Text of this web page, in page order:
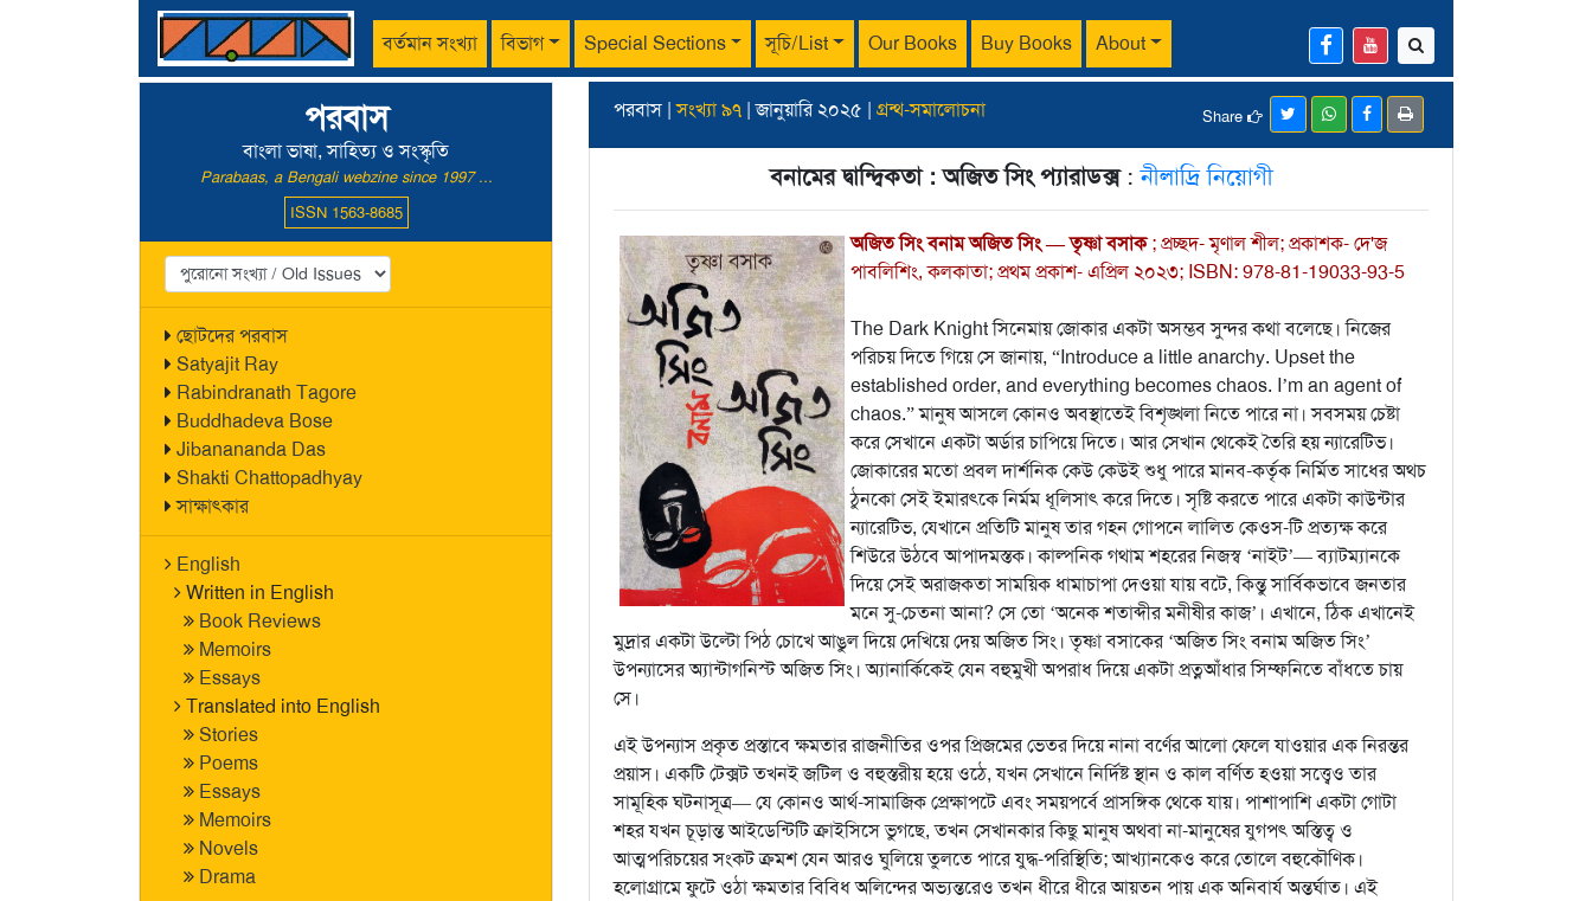
বর্তমান সংখ্যা বিভাগ Special Sections সূচি/List Our Books Buy Books About
পরবাস
বাংলা ভাষা, সাহিত্য ও সংস্কৃতি
Parabaas, a Bengali webzine since 1997 ...
ISSN 1563-8685
ছোটদের পরবাস
Satyajit Ray
Rabindranath Tagore
Buddhadeva Bose
Jibanananda Das
Shakti Chattopadhyay
সাক্ষাৎকার
English
Written in English
Book Reviews
Memoirs
Essays
Translated into English
Stories
Poems
Essays
Memoirs
Novels
Drama
পরবাস |সংখ্যা ৯৭ | জানুয়ারি ২০২৫ | গ্রন্থ-সমালোচনা Share
বনামের দ্বান্দ্বিকতা : অজিত সিং প্যারাডক্স:নীলাদ্রি নিয়োগী
অজিত সিং বনাম অজিত সিং — তৃষ্ণা বসাক; প্রচ্ছদ- মৃণাল শীল; প্রকাশক- দে'জ
পাবলিশিং, কলকাতা; প্রথম প্রকাশ- এপ্রিল ২০২৩; ISBN: 978-81-19033-93-5
The Dark Knight সিনেমায় জোকার একটা অসম্ভব সুন্দর কথা বলেছে। নিজের
পরিচয় দিতে গিয়ে সে জানায়, “Introduce a little anarchy. Upset the
established order, and everything becomes chaos. I’m an agent of
chaos.” মানুষ আসলে কোনও অবস্থাতেই বিশৃঙ্খলা নিতে পারে না। সবসময় চেষ্টা
করে সেখানে একটা অর্ডার চাপিয়ে দিতে। আর সেখান থেকেই তৈরি হয় ন্যারেটিভ।
জোকারের মতো প্রবল দার্শনিক কেউ কেউই শুধু পারে মানব-কর্তৃক নির্মিত সাধের অথচ
ঠুনকো সেই ইমারৎকে নির্মম ধূলিসাৎ করে দিতে। সৃষ্টি করতে পারে একটা কাউন্টার
ন্যারেটিভ, যেখানে প্রতিটি মানুষ তার গহন গোপনে লালিত কেওস-টি প্রত্যক্ষ করে
শিউরে উঠবে আপাদমস্তক। কাল্পনিক গথাম শহরের নিজস্ব ‘নাইট’— ব্যাটম্যানকে
দিয়ে সেই অরাজকতা সাময়িক ধামাচাপা দেওয়া যায় বটে, কিন্তু সার্বিকভাবে জনতার
মনে সু-চেতনা আনা? সে তো ‘অনেক শতাব্দীর মনীষীর কাজ’। এখানে, ঠিক এখানেই
মুদ্রার একটা উল্টো পিঠ চোখে আঙুল দিয়ে দেখিয়ে দেয় অজিত সিং। তৃষ্ণা বসাকের ‘অজিত সিং বনাম অজিত সিং’
উপন্যাসের অ্যান্টাগনিস্ট অজিত সিং। অ্যানার্কিকেই যেন বহুমুখী অপরাধ দিয়ে একটা প্রত্নআঁধার সিম্ফনিতে বাঁধতে চায়
সে।
এই উপন্যাস প্রকৃত প্রস্তাবে ক্ষমতার রাজনীতির ওপর প্রিজমের ভেতর দিয়ে নানা বর্ণের আলো ফেলে যাওয়ার এক নিরন্তর
প্রয়াস। একটি টেক্সট তখনই জটিল ও বহুস্তরীয় হয়ে ওঠে, যখন সেখানে নির্দিষ্ট স্থান ও কাল বর্ণিত হওয়া সত্ত্বেও তার
সামূহিক ঘটনাসূত্র— যে কোনও আর্থ-সামাজিক প্রেক্ষাপটে এবং সময়পর্বে প্রাসঙ্গিক থেকে যায়। পাশাপাশি একটা গোটা
শহর যখন চূড়ান্ত আইডেন্টিটি ক্রাইসিসে ভুগছে, তখন সেখানকার কিছু মানুষ অথবা না-মানুষের যুগপৎ অস্তিত্ব ও
আত্মপরিচয়ের সংকট ক্রমশ যেন আরও ঘুলিয়ে তুলতে পারে যুদ্ধ-পরিস্থিতি; আখ্যানকেও করে তোলে বহুকৌণিক।
হলোগ্রামে ফুটে ওঠা ক্ষমতার বিবিধ অলিন্দের অভ্যন্তরেও তখন ধীরে ধীরে আয়তন পায় এক অনিবার্য অন্তর্ঘাত। এই